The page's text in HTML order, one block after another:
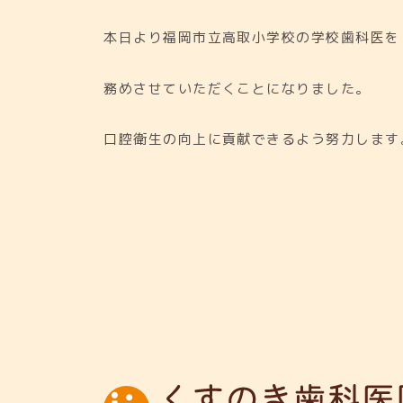
本日より福岡市立高取小学校の学校歯科医を
務めさせていただくことになりました。
口腔衛生の向上に貢献できるよう努力します